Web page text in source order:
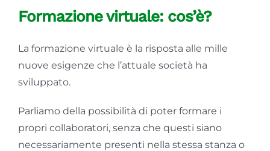
Formazione virtuale: cos’è?
La formazione virtuale è la risposta alle mille
nuove esigenze che l’attuale società ha
sviluppato.
Parliamo della possibilità di poter formare i
propri collaboratori, senza che questi siano
necessariamente presenti nella stessa stanza o